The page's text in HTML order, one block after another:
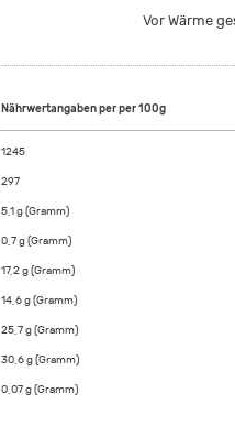
Vor Wärme
Nährwertangaben per per 100g
1245
297
5,1 g (Gramm)
0,7 g (Gramm)
17,2 g (Gramm)
14,6 g (Gramm)
25,7 g (Gramm)
30,6 g (Gramm)
0,07 g (Gramm)